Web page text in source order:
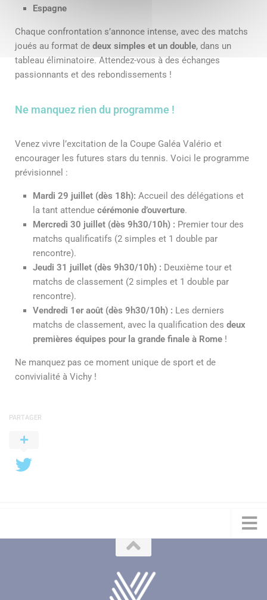
Espagne
Chaque confrontation s’annonce intense, avec des matchs
joués au format de deux simples et un double, dans un
tableau éliminatoire. Attendez-vous à des échanges
passionnants et des rebondissements !
Ne manquez rien du programme !
Venez vivre l’excitation de la Coupe Galéa Valério et
encourager les futures stars du tennis. Voici le programme
prévisionnel :
Mardi 29 juillet (dès 18h): Accueil des délégations et
la tant attendue cérémonie d’ouverture.
Mercredi 30 juillet (dès 9h30/10h) : Premier tour des
matchs qualificatifs (2 simples et 1 double par
rencontre).
Jeudi 31 juillet (dès 9h30/10h) : Deuxième tour et
matchs de classement (2 simples et 1 double par
rencontre).
Vendredi 1er août (dès 9h30/10h) : Les derniers
matchs de classement, avec la qualification des deux
premières équipes pour la grande finale à Rome !
Ne manquez pas ce moment unique de sport et de
convivialité à Vichy !
PARTAGER